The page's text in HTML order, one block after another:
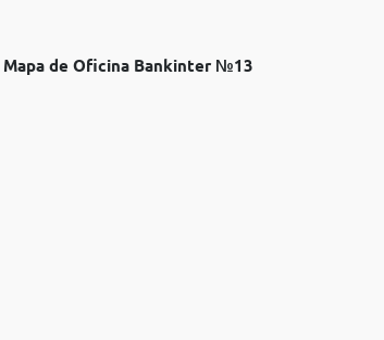
Mapa de Oficina Bankinter №13